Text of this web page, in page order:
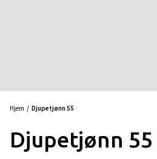
Hjem Djupetjønn 55
Djupetjønn 55